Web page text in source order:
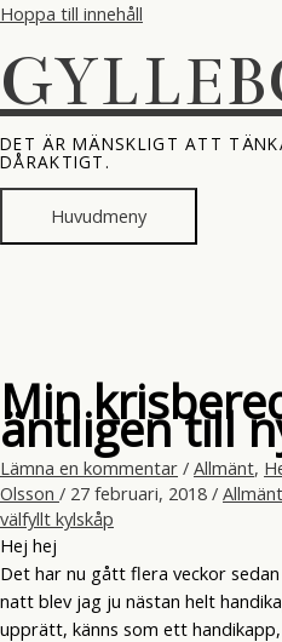
Hoppa till innehåll
DET ÄR MÄNSKLIGT ATT
DÅRAKTIGT.
Huvudmeny
Min
äntligen till
Lämna en kommentar / Allmänt,
Olsson / 27 februari, 2018 / Allmänt
välfyllt kylskåp
Hej hej
Det har nu gått flera veckor
natt blev jag ju nästan helt
upprätt, känns som ett